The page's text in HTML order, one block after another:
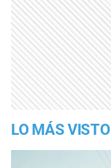
LO MÁS VISTO